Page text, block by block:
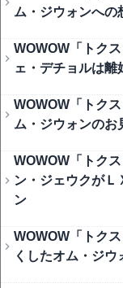
ム・ジウォンへの
WOWOW「トク
ェ・デチョルは離
WOWOW「トク
ム・ジウォンのお
WOWOW「トク
ン・ジェウクがＬ
ン
WOWOW「トク
くしたオム・ジ